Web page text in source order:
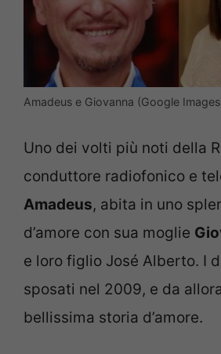
Amadeus e Giovanna (Google
Uno dei volti più noti della
conduttore radiofonico e
Amadeus, abita in uno
d’amore con sua moglie
e loro figlio José Alberto. I
sposati nel 2009, e da
bellissima storia d’amore.